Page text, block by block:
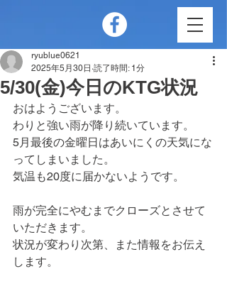
5/30(金)今日のKTG状況
ryublue0621
2025年5月30日 読了時間: 1分
おはようございます。
わりと強い雨が降り続いています。
5月最後の金曜日はあいにくの天気にな
ってしまいました。
気温も20度に届かないようです。
雨が完全にやむまでクローズとさせて
いただきます。
状況が変わり次第、また情報をお伝え
します。